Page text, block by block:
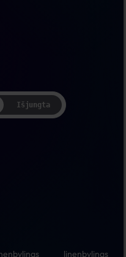
Išjungta
linenbylinas